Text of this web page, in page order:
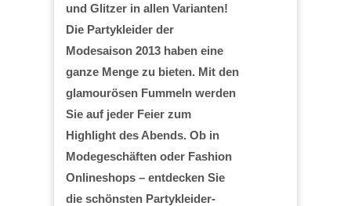
und Glitzer in allen Varianten!
Die Partykleider der
Modesaison 2013 haben eine
ganze Menge zu bieten. Mit den
glamourösen Fummeln werden
Sie auf jeder Feier zum
Highlight des Abends. Ob in
Modegeschäften oder Fashion
Onlineshops – entdecken Sie
die schönsten Partykleider-